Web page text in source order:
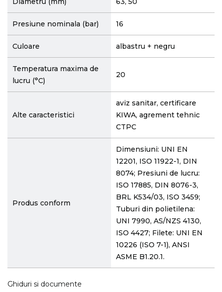
Presiune nominala (bar) 16
Culoare albastru + negru
Temperatura maxima de
lucru (°C)
20
Alte caracteristici
aviz sanitar, certificare
KIWA, agrement tehnic
CTPC
Produs conform
Dimensiuni: UNI EN
12201, ISO 11922-1, DIN
8074; Presiuni de lucru:
ISO 17885, DIN 8076-3,
BRL K534/03, ISO 3459;
Tuburi din polietilena:
UNI 7990, AS/NZS 4130,
ISO 4427; Filete: UNI EN
10226 (ISO 7-1), ANSI
ASME B1.20.1.
Ghiduri si documente